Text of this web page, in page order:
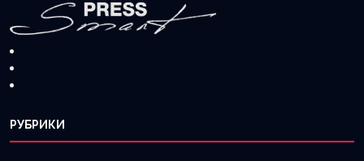
РУБРИКИ